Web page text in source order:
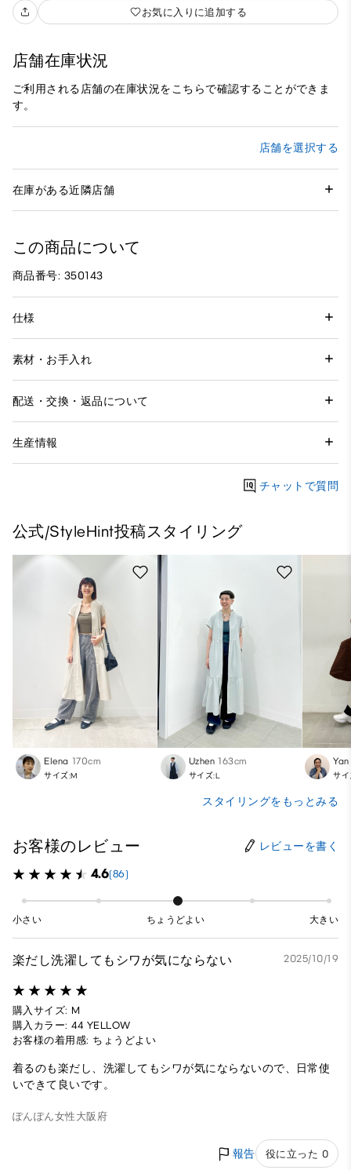
お気に入りに追加する
店舗在庫状況
ご利用される店舗の在庫状況をこちらで確認することができま
す。
店舗を選択する
在庫がある近隣店舗
この商品について
商品番号: 350143
仕様
素材・お手入れ
配送・交換・返品について
生産情報
チャットで質問
公式/StyleHint投稿スタイリング
Elena 170cm
サイズ:M
Uzhen 163cm
サイズ:L
Yan
サ
スタイリングをもっとみる
お客様のレビュー レビューを書く
4.6(86)
小さい ちょうどよい 大きい
楽だし洗濯してもシワが気にならない 2025/10/19
購入サイズ: M
購入カラー: 44 YELLOW
お客様の着用感: ちょうどよい
着るのも楽だし、洗濯してもシワが気にならないので、日常使
いできて良いです。
ぽんぽん女性 大阪府
報告 役に立った 0